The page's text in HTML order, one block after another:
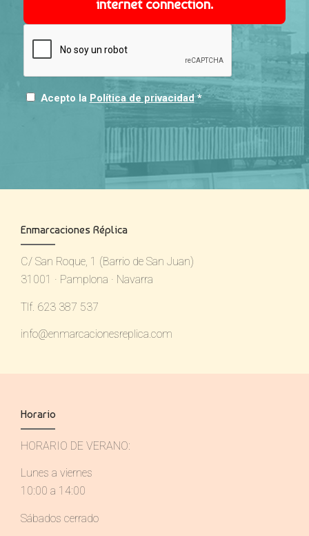
internet connection.
Acepto la Política de privacidad *
Enmarcaciones Réplica
C/ San Roque, 1 (Barrio de San Juan)
31001 · Pamplona · Navarra
Tlf. 623 387 537
info@enmarcacionesreplica.com
Horario
HORARIO DE VERANO:
Lunes a viernes
10:00 a 14:00
Sábados cerrado